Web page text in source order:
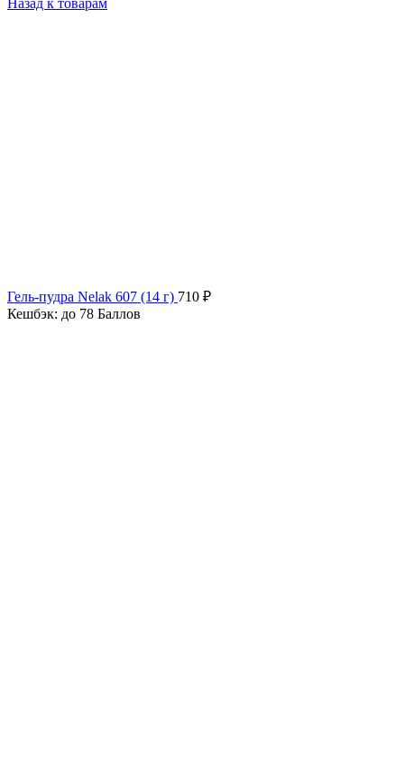
Назад к товарам
Гель-пудра Nelak 607 (14 г) 710 ₽
Кешбэк: до 78 Баллов